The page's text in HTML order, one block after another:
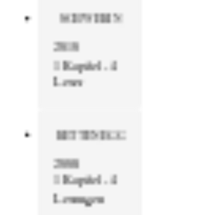
SCHWERIN
2010
1 Kapitel - 4
Leser
RETTENEGG
2008
1 Kapitel - 4
Lesungen